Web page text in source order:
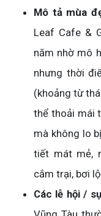
Mô tả mùa
Leaf Cafe &
năm nhờ mô
nhưng thời
(khoảng từ
thể thoải mái
mà không lo
tiết mát mẻ,
cắm trại, bơi
Các lễ hội /